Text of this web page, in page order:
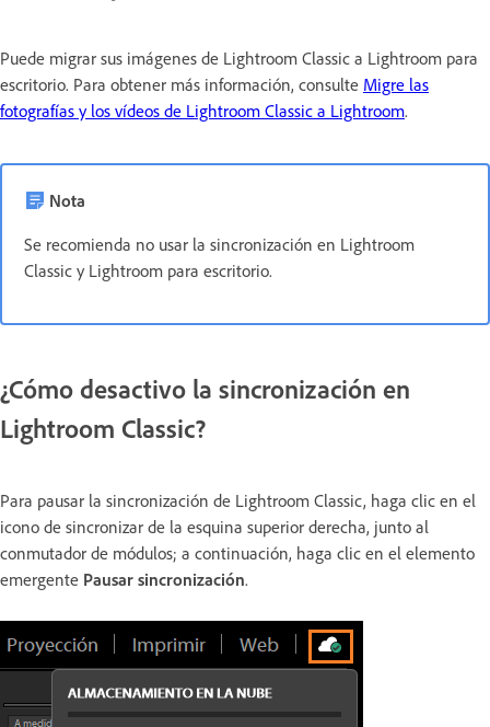
Puede migrar sus imágenes de Lightroom Classic a Lightroom para
escritorio. Para obtener más información, consulte Migre las
fotografías y los vídeos de Lightroom Classic a Lightroom.
Nota
Se recomienda no usar la sincronización en Lightroom
Classic y Lightroom para escritorio.
¿Cómo desactivo la sincronización en
Lightroom Classic?
Para pausar la sincronización de Lightroom Classic, haga clic en el
icono de sincronizar de la esquina superior derecha, junto al
conmutador de módulos; a continuación, haga clic en el elemento
emergente Pausar sincronización.